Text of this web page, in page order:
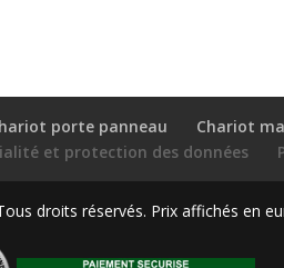
porte panneau Chariot
et protection des données
droits réservés. Prix affichés en